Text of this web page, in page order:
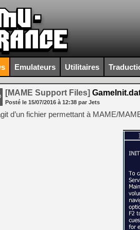
Emulateurs Utilitaires
[MAME Support Files]
Posté le 15/07/2016 à 12:38 par Jets
d’un fichier permettant à MAME/